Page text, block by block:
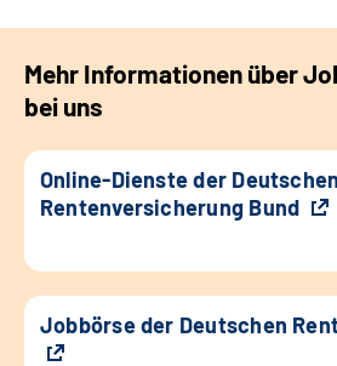
Mehr Informationen über
bei uns
Online-Dienste der Deutschen
Rentenversicherung Bund
Jobbörse der Deutschen